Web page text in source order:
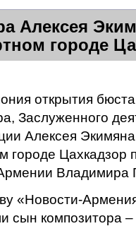
Алексея
городе
открытия
Заслуженного
Алексея
городе Цахкадзор
Владимира
«Новости-
сын композитора